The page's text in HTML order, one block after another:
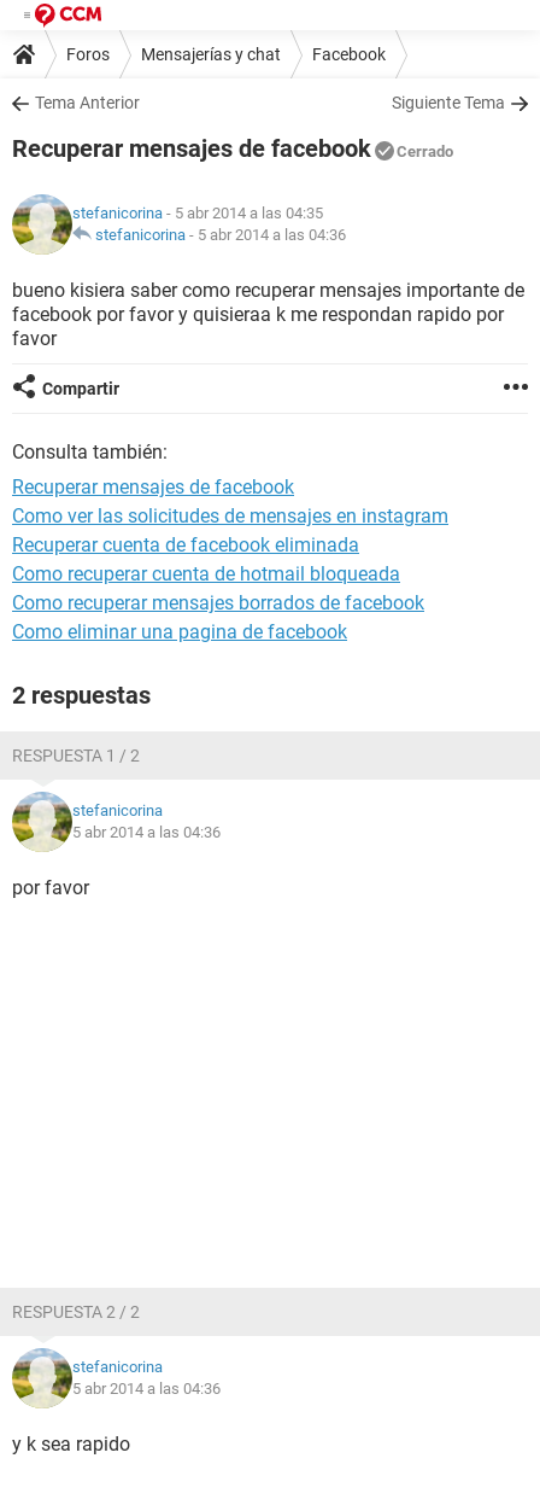
Foros Mensajerías y chat Facebook
Tema Anterior Siguiente Tema
Recuperar mensajes de facebook Cerrado
stefanicorina - 5 abr 2014 a las 04:35
stefanicorina - 5 abr 2014 a las 04:36
bueno kisiera saber como recuperar mensajes importante de
facebook por favor y quisieraa k me respondan rapido por
favor
Compartir
Consulta también:
Recuperar mensajes de facebook
Como ver las solicitudes de mensajes en instagram
Recuperar cuenta de facebook eliminada
Como recuperar cuenta de hotmail bloqueada
Como recuperar mensajes borrados de facebook
Como eliminar una pagina de facebook
2 respuestas
RESPUESTA 1 / 2
stefanicorina
5 abr 2014 a las 04:36
por favor
RESPUESTA 2 / 2
stefanicorina
5 abr 2014 a las 04:36
y k sea rapido